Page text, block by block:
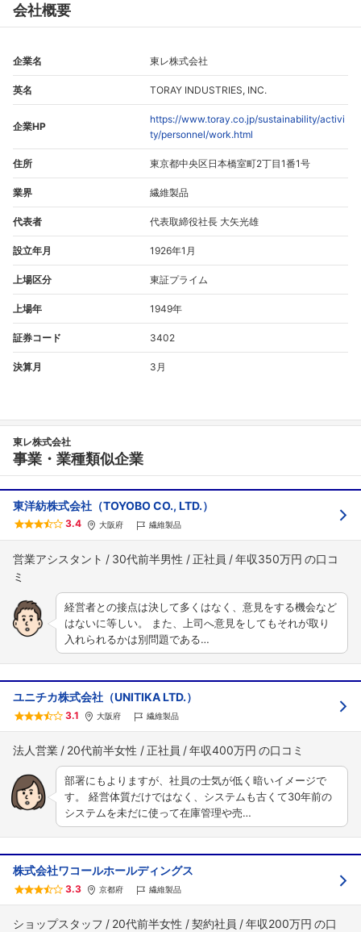
会社概要
企業名 東レ株式会社
英名 TORAY INDUSTRIES, INC.
企業HP
https://www.toray.co.jp/sustainability/activi
ty/personnel/work.html
住所 東京都中央区日本橋室町2丁目1番1号
業界 繊維製品
代表者 代表取締役社長 大矢光雄
設立年月 1926年1月
上場区分 東証プライム
上場年 1949年
証券コード 3402
決算月 3月
東レ株式会社
事業・業種類似企業
東洋紡株式会社（TOYOBO CO., LTD.）
3.4 大阪府 繊維製品
営業アシスタント 30代前半男性 正社員 年収350万円
経営者との接点は決して多くはなく、意見をする機会など
はないに等しい。 また、上司へ意見をしてもそれが取り
入れられるかは別問題である…
ユニチカ株式会社（UNITIKA LTD.）
3.1 大阪府 繊維製品
法人営業 20代前半女性 正社員 年収400万円
部署にもよりますが、社員の士気が低く暗いイメージで
す。 経営体質だけではなく、システムも古くて30年前の
システムを未だに使って在庫管理や売…
株式会社ワコールホールディングス
3.3 京都府 繊維製品
ショップスタッフ 20代前半女性 契約社員 年収200万円